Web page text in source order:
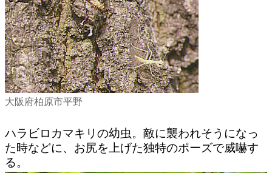
大阪府柏原市平野
ハラビロカマキリの幼虫。敵に襲われそうになっ
た時などに、お尻を上げた独特のポーズで威嚇す
る。